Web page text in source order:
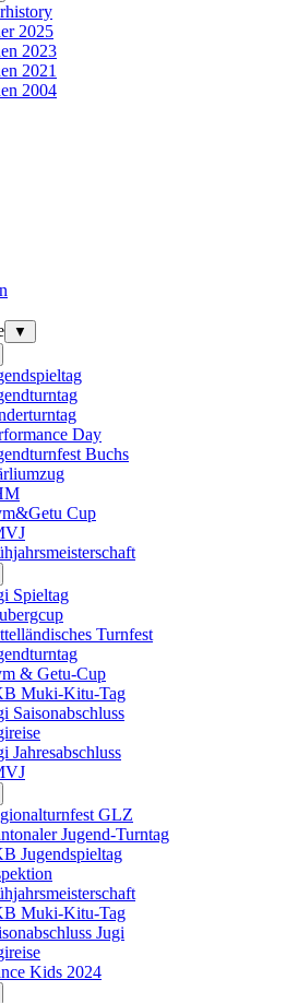
2025
2023
2021
2004
▼
Day
Buchs
Cup
Spieltag
Turnfest
& Getu-Cup
Muki-Kitu-Tag
Saisonabschluss
Jahresabschluss
GLZ
Jugend-Turntag
Jugendspieltag
Muki-Kitu-Tag
Jugi
Kids 2024